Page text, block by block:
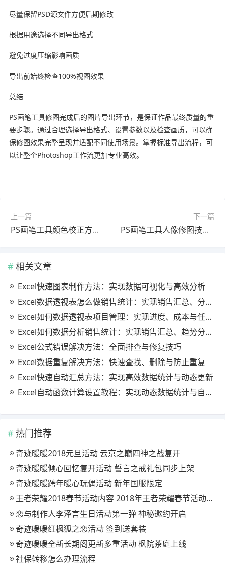
尽量保留PSD源文件方便后期修改
根据用途选择不同导出格式
避免过度压缩影响画质
导出前始终检查100%视图效果
总结
PS画笔工具修图完成后的图片导出环节，是保证作品最终质量的重
要步骤。通过合理选择导出格式、设置参数以及检查画质，可以确
保修图效果完整呈现并适配不同使用场景。掌握标准导出流程，可
以让整个Photoshop工作流更加专业高效。
上一篇
PS画笔工具颜色校正方法详细步骤教程（最新更新版）
下一篇
PS画笔工具人像修图技巧详细步骤教程（最新更新版）
相关文章
Excel快速图表制作方法：实现数据可视化与高效分析
Excel数据透视表怎么做销售统计：实现销售汇总、分析与动态监控
Excel如何数据透视表项目管理：实现进度、成本与任务的高效分析
Excel如何数据分析销售统计：实现销售汇总、趋势分析与业绩优化
Excel公式错误解决方法：全面排查与修复技巧
Excel数据重复解决方法：快速查找、删除与防止重复
Excel快速自动汇总方法：实现高效数据统计与动态更新
Excel自动函数计算设置教程：实现动态数据统计与自动更新
热门推荐
奇迹暖暖2018元旦活动 云京之巅四神之战复开
奇迹暖暖倾心回忆复开活动 誓言之戒礼包同步上架
奇迹暖暖跨年暖心玩偶活动 新年国服限定
王者荣耀2018春节活动内容 2018年王者荣耀春节活动大全
恋与制作人李泽言生日活动第一弹 神秘邀约开启
奇迹暖暖红枫狐之恋活动 签到送套装
奇迹暖暖全新长期阁更新多重活动 枫院茶庭上线
社保转移怎么办理流程